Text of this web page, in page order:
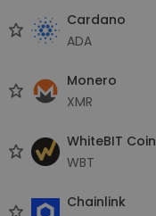
Cardano
ADA
Monero
XMR
WhiteBIT Coin
WBT
Chainlink